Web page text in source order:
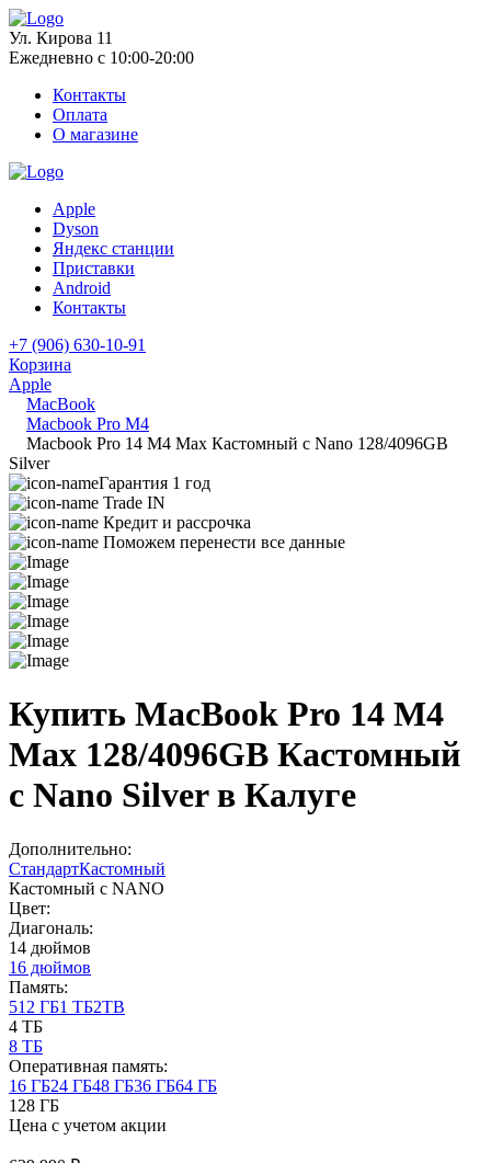
Ул. Кирова 11
Ежедневно с 10:00-20:00
Контакты
Оплата
О магазине
Apple
Dyson
Яндекс станции
Приставки
Android
Контакты
+7 (906) 630-10-91
Корзина
Apple
MacBook
Macbook Pro M4
Macbook Pro 14 M4 Max Кастомный с Nano 128/4096GB
Silver
Гарантия 1 год
Trade IN
Кредит и рассрочка
Поможем перенести все данные
Купить MacBook Pro 14 M4
Max 128/4096GB Кастомный
с Nano Silver в Калуге
Дополнительно:
СтандартКастомный
Кастомный с NANO
Цвет:
Диагональ:
14 дюймов
16 дюймов
Память:
512 ГБ1 ТБ2TB
4 ТБ
8 ТБ
Оперативная память:
16 ГБ24 ГБ48 ГБ36 ГБ64 ГБ
128 ГБ
Цена с учетом акции